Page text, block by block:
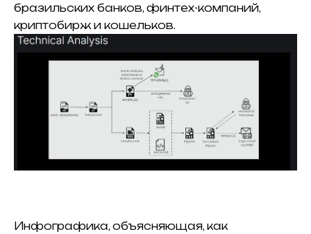
бразильских банков, финтех-компаний,
криптобирж и кошельков.
Инфографика, объясняющая, как